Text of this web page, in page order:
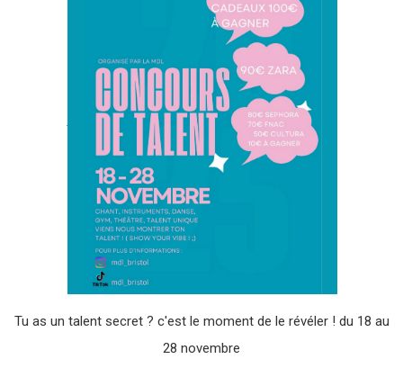
Tu as un talent secret ? c'est le moment de le révéler ! du 18 au
28 novembre